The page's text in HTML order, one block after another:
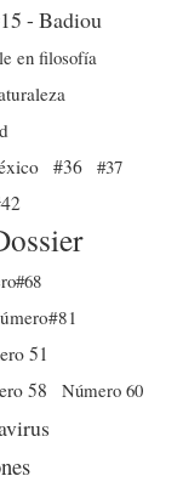
- Badiou
en filosofía
#36 #37
51
58
Número 60